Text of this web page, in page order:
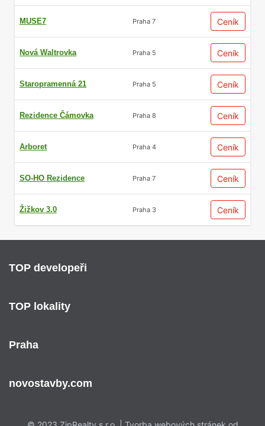
MUSE7 Praha 7 Ceník
Nová Waltrovka Praha 5 Ceník
Staropramenná 21 Praha 5 Ceník
Rezidence Čámovka Praha 8 Ceník
Arboret Praha 4 Ceník
SO-HO Rezidence Praha 7 Ceník
Žižkov 3.0 Praha 3 Ceník
TOP developeři
TOP lokality
Praha
novostavby.com